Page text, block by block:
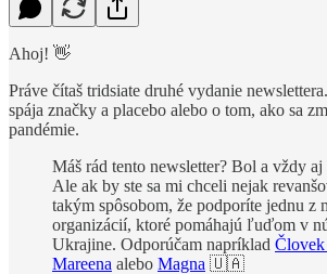
Ahoj! 👋
Práve čítaš tridsiate druhé vydanie
spája značky a placebo alebo o tom, ako sa
pandémie.
Máš rád tento newsletter? Bol a vždy aj
Ale ak by ste sa mi chceli nejak
takým spôsobom, že podporíte jednu z
organizácií, ktoré pomáhajú ľuďom v
Ukrajine. Odporúčam napríklad
Mareena alebo Magna 🇺🇦